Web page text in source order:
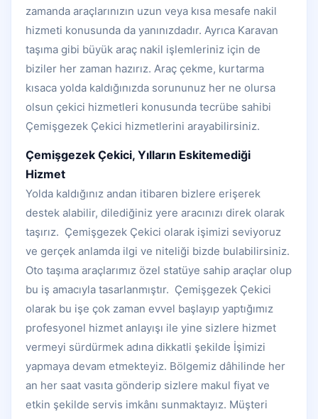
zamanda araçlarınızın uzun veya kısa mesafe nakil
hizmeti konusunda da yanınızdadır. Ayrıca Karavan
taşıma gibi büyük araç nakil işlemleriniz için de
biziler her zaman hazırız. Araç çekme, kurtarma
kısaca yolda kaldığınızda sorununuz her ne olursa
olsun çekici hizmetleri konusunda tecrübe sahibi
Çemişgezek Çekici hizmetlerini arayabilirsiniz.
Çemişgezek Çekici, Yılların Eskitemediği
Hizmet
Yolda kaldığınız andan itibaren bizlere erişerek
destek alabilir, dilediğiniz yere aracınızı direk olarak
taşırız. Çemişgezek Çekici olarak işimizi seviyoruz
ve gerçek anlamda ilgi ve niteliği bizde bulabilirsiniz.
Oto taşıma araçlarımız özel statüye sahip araçlar olup
bu iş amacıyla tasarlanmıştır. Çemişgezek Çekici
olarak bu işe çok zaman evvel başlayıp yaptığımız
profesyonel hizmet anlayışı ile yine sizlere hizmet
vermeyi sürdürmek adına dikkatli şekilde İşimizi
yapmaya devam etmekteyiz. Bölgemiz dâhilinde her
an her saat vasıta gönderip sizlere makul fiyat ve
etkin şekilde servis imkânı sunmaktayız. Müşteri